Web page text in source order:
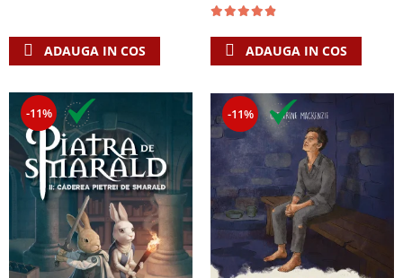
ADAUGA IN COS ADAUGA IN COS
-11% -11%